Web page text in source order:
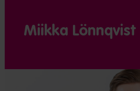
Miikka Lönnqvist